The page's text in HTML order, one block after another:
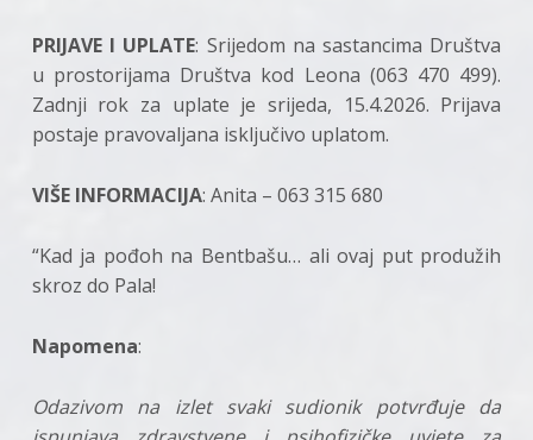
PRIJAVE I UPLATE: Srijedom na sastancima Društva
u prostorijama Društva kod Leona (063 470 499).
Zadnji rok za uplate je srijeda, 15.4.2026. Prijava
postaje pravovaljana isključivo uplatom.
VIŠE INFORMACIJA: Anita – 063 315 680
“Kad ja pođoh na Bentbašu… ali ovaj put produžih
skroz do Pala!
Napomena:
Odazivom na izlet svaki sudionik potvrđuje da